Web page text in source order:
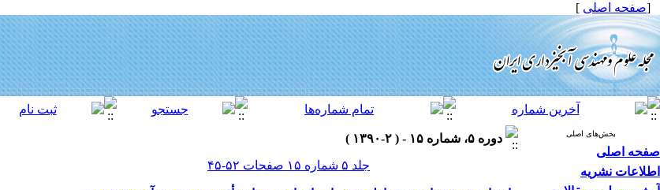
[صفحه اصلی ]
بخش‌های اصلی
صفحه اصلی
اطلاعات نشریه
دوره ۵، شماره ۱۵ - ( ۲-۱۳۹۰ )
جلد ۵ شماره ۱۵ صفحات ۵۲-۴۵